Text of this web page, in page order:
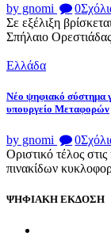
by gnomi 0
Σε εξέλιξη
Σπήλαιο
Ελλάδα
Νέο ψηφιακό σύστημα
υπουργείο Μεταφορών
by gnomi 0
Οριστικό τέλος
πινακίδων
ΨΗΦΙΑΚΗ ΕΚΔΟΣΗ